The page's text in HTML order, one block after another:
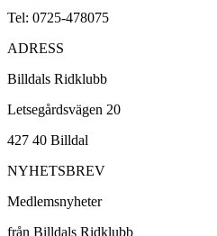
Tel: 0725-478075
ADRESS
Billdals Ridklubb
Letsegårdsvägen 20
427 40 Billdal
NYHETSBREV
Medlemsnyheter
från Billdals Ridklubb